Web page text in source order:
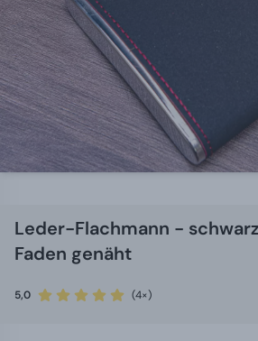
Leder-Flachmann -
Faden genäht
5,0 (4×)